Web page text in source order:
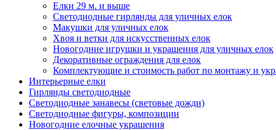
Елки 29 м. и выше
Светодиодные гирлянды для уличных елок
Макушки для уличных елок
Хвоя и ветки для искусственных елок
Новогодние игрушки и украшения для уличных елок
Декоративные ограждения для елок
Комплектующие и стоимость работ по монтажу и
Интерьерные елки
Гирлянды светодиодные
Светодиодные занавесы (световые дожди)
Светодиодные фигуры, композиции
Новогодние елочные украшения